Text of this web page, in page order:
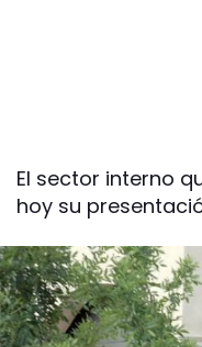
El sector interno
hoy su